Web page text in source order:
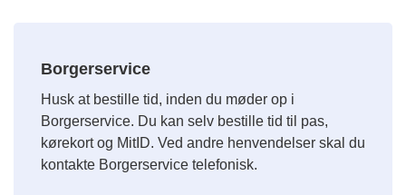
Borgerservice
Husk at bestille tid, inden du møder op i
Borgerservice. Du kan selv bestille tid til pas,
kørekort og MitID. Ved andre henvendelser skal du
kontakte Borgerservice telefonisk.